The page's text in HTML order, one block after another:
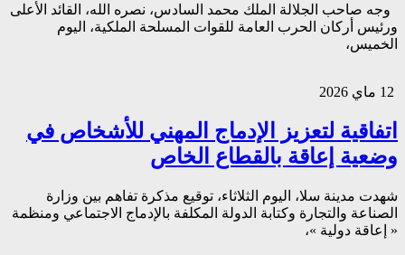
وجه صاحب الجلالة الملك محمد السادس، نصره الله، القائد الأعلى
ورئيس أركان الحرب العامة للقوات المسلحة الملكية، اليوم
الخميس،
اتفاقية لتعزيز الإدماج المهني للأشخاص في
وضعية إعاقة بالقطاع الخاص
شهدت مدينة سلا، اليوم الثلاثاء، توقيع مذكرة تفاهم بين وزارة
الصناعة والتجارة وكتابة الدولة المكلفة بالإدماج الاجتماعي ومنظمة
« إعاقة دولية »،